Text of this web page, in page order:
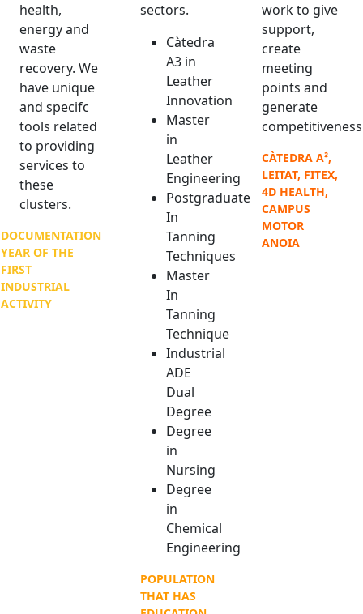
health,
energy and
waste
recovery. We
have unique
and specifc
tools related
to providing
services to
these
clusters.
DOCUMENTATION
YEAR OF THE
FIRST
INDUSTRIAL
ACTIVITY
sectors.
Càtedra
A3 in
Leather
Innovation
Master
in
Leather
Engineering
Postgraduate
In
Tanning
Techniques
Master
In
Tanning
Technique
Industrial
ADE
Dual
Degree
Degree
in
Nursing
Degree
in
Chemical
Engineering
POPULATION
THAT HAS
work to give
support,
create
meeting
points and
generate
CÀTEDRA A³,
LEITAT, FITEX,
4D HEALTH,
CAMPUS
MOTOR
ANOIA